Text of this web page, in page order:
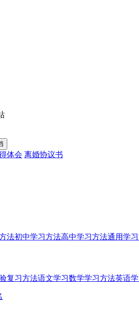
体会 离婚协议书
法初中学习方法高中学习方法通用学
复习方法语文学习数学学习方法英语